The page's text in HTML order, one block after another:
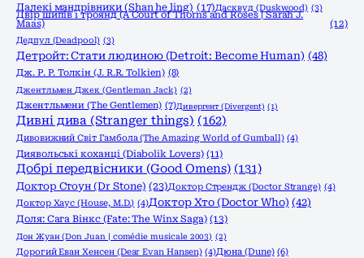
Далекі мандрівники (Shan he ling) (17)Дасквуд (Duskwood) (3)
Двір шипів і троянд (A Court of Thorns and Roses | Sarah J.
Maas) (12)
Дедпул (Deadpool) (3)
Детройт: Стати людиною (Detroit: Become Human) (48)
Дж. Р. Р. Толкін (J. R.R. Tolkien) (8)
Джентльмен Джек (Gentleman Jack) (2)
Джентльмени (The Gentlemen) (7)Дивергент (Divergent) (1)
Дивні дива (Stranger things) (162)
Дивовижний Світ Гамбола (The Amazing World of Gumball) (4)
Диявольські коханці (Diabolik Lovers) (11)
Добрі передвісники (Good Omens) (131)
Доктор Стоун (Dr Stone) (23)Доктор Стрендж (Doctor Strange) (4)
Доктор Хаус (House, M.D.) (4)Доктор Хто (Doctor Who) (42)
Доля: Сага Вінкс (Fate: The Winx Saga) (13)
Дон Жуан (Don Juan | comédie musicale 2003) (2)
Дорогий Еван Хенсен (Dear Evan Hansen) (4)Дюна (Dune) (6)